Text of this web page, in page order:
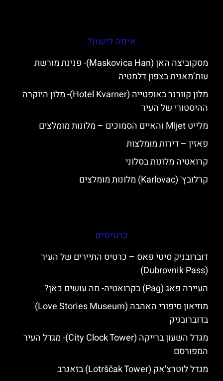
איפה לישון?
מסקוביצה האן (Maskovica Han)- פנינת מורשת
עות’מאנית בצפון דלמטיה
מלון קוורנר באופטייה (Hotel Kvarner)- מלון היוקרה
ההיסטורי של העיר
מלייט Mljet והאיים הסמוכים – מלונות מומלצים
פאזין – דירות מומלצות
קרואטיה מלונות בסלוני
קרלובץ' (Karlovac) מלונות מומלצים
כרטיסים
דוברובניק סיטי פאס – כרטיס התיירים של העיר
(Dubrovnik Pass)
העיירה פאג (Pag) בקרואטיה- מה עושים כאן?
מוזיאון סיפורי האהבה (Love Stories Museum)
בדוברובניק
מגדל השעון ברייקה (City Clock Tower)- מגדל העיר
המפורסם
מגדל לוטרצ'אק (Lotrščak Tower) בזאגרב